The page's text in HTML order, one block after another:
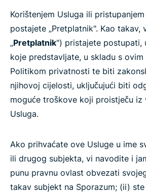
Korištenjem Usluga ili
postajete „Pretplatnik". Kao takav,
„Pretplatnik") pristajete postupati,
koje predstavljate, u skladu s ovim
Politikom privatnosti te biti
njihovoj cijelosti, uključujući biti
moguće troškove koji proistječu iz
Usluga.
Ako prihvaćate ove Usluge u ime
ili drugog subjekta, vi navodite i
punu pravnu ovlast obvezati
takav subjekt na Sporazum; (ii)